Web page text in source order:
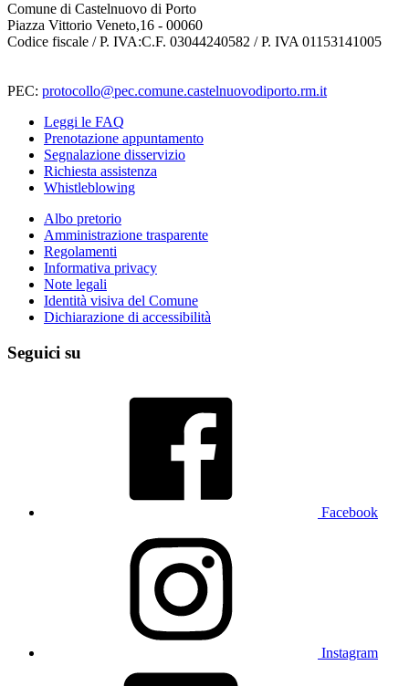
Comune di Castelnuovo di Porto
Piazza Vittorio Veneto,16 - 00060
Codice fiscale / P. IVA:C.F. 03044240582 / P. IVA 01153141005
PEC: protocollo@pec.comune.castelnuovodiporto.rm.it
Leggi le FAQ
Prenotazione appuntamento
Segnalazione disservizio
Richiesta assistenza
Whistleblowing
Albo pretorio
Amministrazione trasparente
Regolamenti
Informativa privacy
Note legali
Identità visiva del Comune
Dichiarazione di accessibilità
Seguici su
Facebook
Instagram